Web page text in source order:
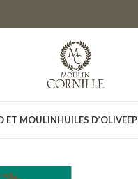
ET MOULINHUILES D’OLIVE